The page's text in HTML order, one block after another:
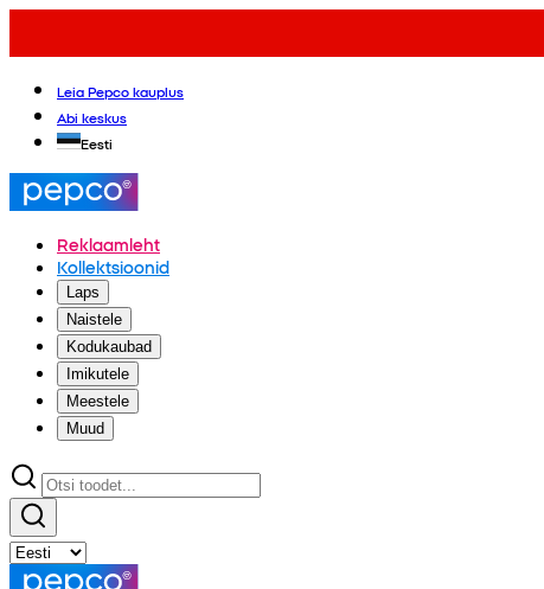
Leia Pepco kauplus
Abi keskus
Eesti
Reklaamleht
Kollektsioonid
Laps
Naistele
Kodukaubad
Imikutele
Meestele
Muud